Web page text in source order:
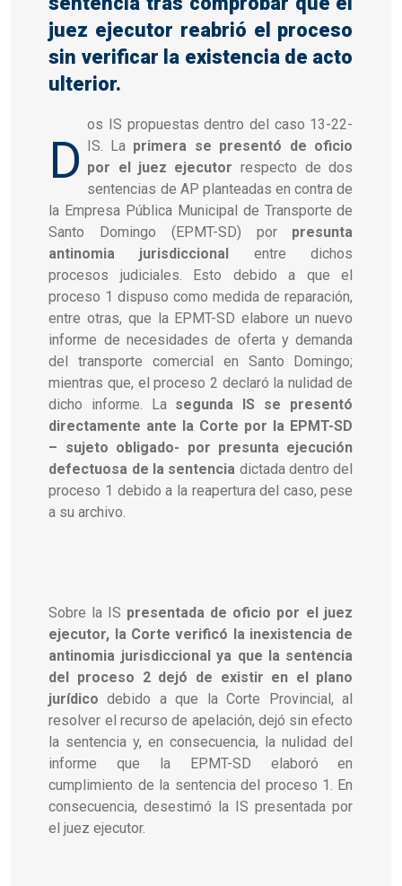
juez ejecutor reabrió el proceso
sin verificar la existencia de acto
ulterior.
D
os IS propuestas dentro del caso 13-22-
IS. La primera se presentó de oficio
por el juez ejecutor respecto de dos
sentencias de AP planteadas en contra de
la Empresa Pública Municipal de Transporte de
Santo Domingo (EPMT-SD) por presunta
antinomia jurisdiccional entre dichos
procesos judiciales. Esto debido a que el
proceso 1 dispuso como medida de reparación,
entre otras, que la EPMT-SD elabore un nuevo
informe de necesidades de oferta y demanda
del transporte comercial en Santo Domingo;
mientras que, el proceso 2 declaró la nulidad de
dicho informe. La segunda IS se presentó
directamente ante la Corte por la EPMT-SD
– sujeto obligado- por presunta ejecución
defectuosa de la sentencia dictada dentro del
proceso 1 debido a la reapertura del caso, pese
a su archivo.
Sobre la IS presentada de oficio por el juez
ejecutor, la Corte verificó la inexistencia de
antinomia jurisdiccional ya que la sentencia
del proceso 2 dejó de existir en el plano
jurídicodebido a que la Corte Provincial, al
resolver el recurso de apelación, dejó sin efecto
la sentencia y, en consecuencia, la nulidad del
informe que la EPMT-SD elaboró en
cumplimiento de la sentencia del proceso 1. En
consecuencia, desestimó la IS presentada por
el juez ejecutor.